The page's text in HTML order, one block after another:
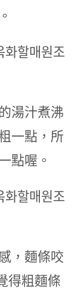
湯汁煮沸
一點，所
點喔。
，麵條咬
得粗麵條